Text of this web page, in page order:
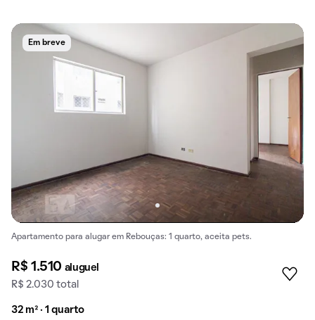
Em breve
Apartamento para alugar em Rebouças: 1 quarto, aceita pets.
R$ 1.510 aluguel
R$ 2.030 total
32 m² · 1 quarto